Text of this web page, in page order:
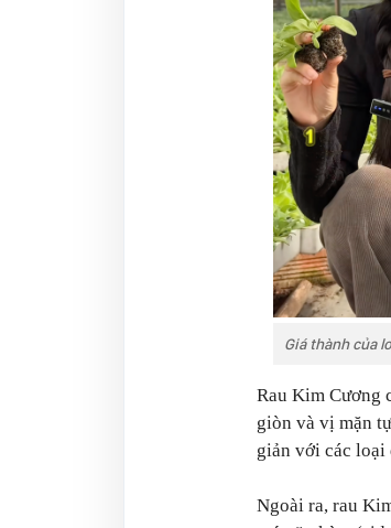
Giá thành của
Rau Kim Cương
giòn và vị mặn
giản với các loại
Ngoài ra, rau